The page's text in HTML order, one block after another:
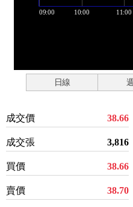
日線
成交價 38.66
成交張 3,816
買價 38.66
賣價 38.70